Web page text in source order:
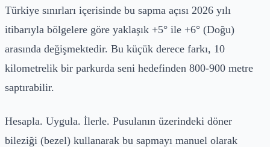
Türkiye sınırları içerisinde bu sapma açısı 2026 yılı
itibarıyla bölgelere göre yaklaşık +5° ile +6° (Doğu)
arasında değişmektedir. Bu küçük derece farkı, 10
kilometrelik bir parkurda seni hedefinden 800-900 metre
saptırabilir.
Hesapla. Uygula. İlerle. Pusulanın üzerindeki döner
bileziği (bezel) kullanarak bu sapmayı manuel olarak